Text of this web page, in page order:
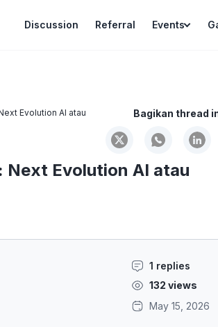
Discussion Referral Events
Evolution AI atau
Bagikan thread
Evolution AI atau
1 replies
132 views
May 15, 2026